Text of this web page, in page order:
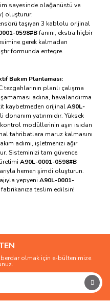
sayesinde olağanüstü ve
oluşturur.
taşıyan 3 kablolu orijinal
0598#Bfanını, ekstra hiçbir
gerek kalmadan
formunda entegre
Bakım Planlaması:
planlı çalışma
adına, havalandırma
kaybetmeden orijinalA90L-
yatırımıdır. Yüksek
modüllerinin aşırı ısıdan
tahribatlara maruz kalmasını
adımı, işletmenizi ağır
Sisteminizi tam güvence
A90L-0001-0598#B
hemen şimdi oluşturun.
yepyeni A90L-0001-
teslim edilsin!
bulunuyor.
olmak için e-bültenimize